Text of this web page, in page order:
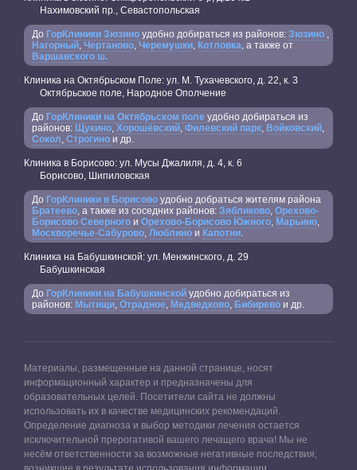
Нахимовский пр., Севастопольская
До ГорКлиники Зюзино удобно добираться из районов: Зюзино
Нагорный Чертаново Черемушки Котловка , а также от
Варшавского ш.
Клиника на Октябрьском Поле: ул. М. Тухачевского, д. 22, к. 3
Октябрьское поле, Народное Ополчение
До ГорКлиники на Октябрьском поле удобно добираться из
районов: Щукино Хорошёвский Филевский парк Войковский
Сокол Строгино и др.
Клиника в Борисово: ул. Мусы Джалиля, д. 4, к. 6
Борисово, Шипиловская
До ГорКлиники в Борисово удобно добраться жителям района
Братеево , а также из соседних районов: Зябликово Орехово-
Борисово Северного и Орехово-Борисово Южного Марьино
Москворечье-Сабурово Люблино и Капотни
Клиника на Бабушкинской: ул. Менжинского, д. 29
Бабушкинская
До ГорКлиники на Бабушкинской удобно добираться из
районов: Мытищи Отрадное Медведково Бибирево и др.
Материалы, размещенные на данной странице, носят
информационный характер и предназначены для
образовательных целей. Посетители сайта не должны
использовать их в качестве медицинских рекомендаций.
Определение диагноза и выбор методики лечения остается
исключительной прерогативой вашего лечащего врача! Мы не
несём ответственности за возможные негативные последствия,